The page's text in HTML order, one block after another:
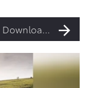
Zu den Downloads